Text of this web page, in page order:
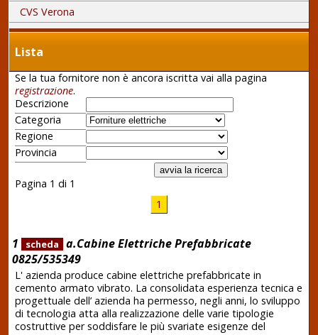
CVS Verona
Lista
Se la tua fornitore non è ancora iscritta vai alla pagina
registrazione.
Descrizione
Categoria
Regione
Provincia
Pagina 1 di 1
1
1 scheda
a.Cabine Elettriche Prefabbricate
0825/535349
L' azienda produce cabine elettriche prefabbricate in
cemento armato vibrato. La consolidata esperienza tecnica e
progettuale dell’ azienda ha permesso, negli anni, lo sviluppo
di tecnologia atta alla realizzazione delle varie tipologie
costruttive per soddisfare le più svariate esigenze del